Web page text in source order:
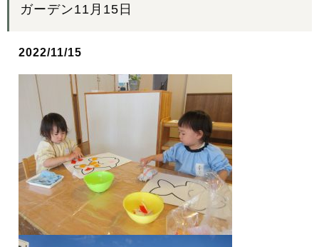
ガーデン11月15日
2022/11/15